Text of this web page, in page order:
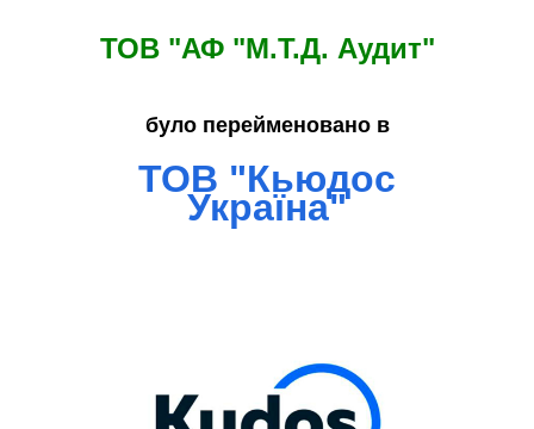
ТОВ "АФ "М.Т.Д. Аудит"
було перейменовано в
ТОВ "Кьюдос
Україна"